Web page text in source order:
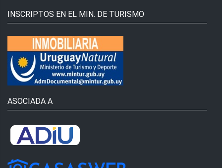
INSCRIPTOS EN EL MIN. DE TURISMO
ASOCIADA A